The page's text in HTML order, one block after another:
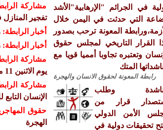
في الجرائم "الإرهابية"الأشد
التي حدثت في اليمن خلال
المعونة ترحب بصدور
القرار التاريخي لمجلس حقوق
وتعتبره تجاوبا أمميا قويا مع
المتك
رابطة المعونة لحقوق الانسان والهجرة
وطلب
قرار من
الأمن الدولي
تحقيقات دولية في
مشاركة
تفجير
أخبار الرابطة:
أخبار الرابطة:
مشاركة
يوم الاثنين 11 مارس 2024 م
مشاركة
الإنسان
حقوق
الهجرة